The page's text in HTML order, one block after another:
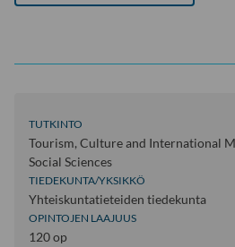
TUTKINTO
Tourism, Culture and International
Social Sciences
TIEDEKUNTA/YKSIKKÖ
Yhteiskuntatieteiden tiedekunta
OPINTOJEN LAAJUUS
120 op